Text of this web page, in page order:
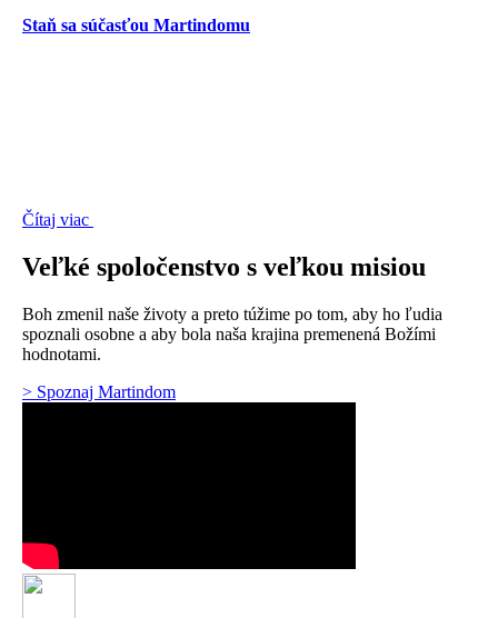
Staň sa súčasťou Martindomu
Čítaj viac
Veľké spoločenstvo s veľkou misiou
Boh zmenil naše životy a preto túžime po tom, aby ho ľudia
spoznali osobne a aby bola naša krajina premenená Božími
hodnotami.
> Spoznaj Martindom